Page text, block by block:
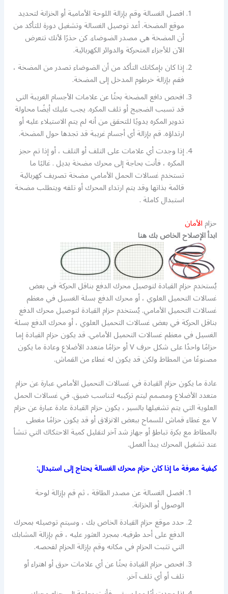
افصل الغسالة وقم بإزالة اللوحة الأمامية أو الخزانة لتحديد
موقع المضخة. أعد توصيل الغسالة وتشغيل دورة للتأكد من
أن المضخة هي مصدر الضوضاء. كن حذرًا لأنك تتعرض
الآن للأجزاء المتحركة والدوائر الكهربائية.
إذا كان بإمكانك التأكد من أن الضوضاء تصدر من المضخة ،
فقم بإزالة خرطوم المدخل إلى المضخة.
افحص دافع المضخة بحثًا عن علامات الأجسام الغريبة التي
قد تسبب الضجيج أو تلف المكره. يجب عليك أيضًا محاولة
تدوير المكره يدويًا للتحقق من أنه لم يتم الاستيلاء عليه أو
ارتداؤه. قم بإزالة أي أجسام غريبة قد تجدها حول المضخة.
إذا وجدت أي علامات على التلف أو التلف ، أو إذا تم حجز
المكره ، فأنت بحاجة إلى محرك مضخة بديل . غالبًا ما
تستخدم غسالات الحمل الأمامي مضخة تصريف كهربائية
قائمة بذاتها وقد يتم ارتداء المحرك أو تلفه ويتطلب مضخة
استبدال كاملة .
حزامالأمان
ابدأ الإصلاح الخاص بك هنا
يُستخدم حزام القيادة لتوصيل محرك الدفع بناقل الحركة في بعض
غسالات التحميل العلوي ، أو محرك الدفع بسلة الغسيل في معظم
غسالات التحميل الأمامي. يُستخدم حزام القيادة لتوصيل محرك الدفع
بناقل الحركة في بعض غسالات التحميل العلوي ، أو محرك الدفع بسلة
الغسيل في معظم غسالات التحميل الأمامي. قد يكون حزام القيادة إما
حزامًا واحدًا على شكل حرف V أو حزامًا متعدد الأضلاع وعادة ما يكون
مصنوعًا من المطاط ولكن قد يكون له غطاء من القماش.
عادة ما يكون حزام القيادة في غسالات التحميل الأمامي عبارة عن حزام
متعدد الأضلاع ومصمم ليتم تركيبه لتناسب ضيق. في غسالات الحمل
العلوية التي يتم تشغيلها بالسير ، يكون حزام القيادة عادة عبارة عن حزام
V مع غطاء قماش للسماح ببعض الانزلاق أو قد يكون حزامًا مغطى
بالمطاط مع بكرة تباطؤ أو جهاز شد آخر لتقليل كمية الاحتكاك التي تنشأ
عند تشغيل المحرك يبدأ العمل.
كيفية معرفة ما إذا كان حزام محرك الغسالة يحتاج إلى استبدال:
افصل الغسالة عن مصدر الطاقة ، ثم قم بإزالة لوحة
الوصول أو الخزانة.
حدد موقع حزام القيادة الخاص بك ، وسيتم توصيله بمحرك
الدفع على أحد طرفيه. بمجرد العثور عليه ، قم بإزالة المشابك
التي تثبت الحزام في مكانه وقم بإزالة الحزام لفحصه.
افحص حزام القيادة بحثًا عن أي علامات حرق أو اهتراء أو
تلف أو أي تلف آخر.